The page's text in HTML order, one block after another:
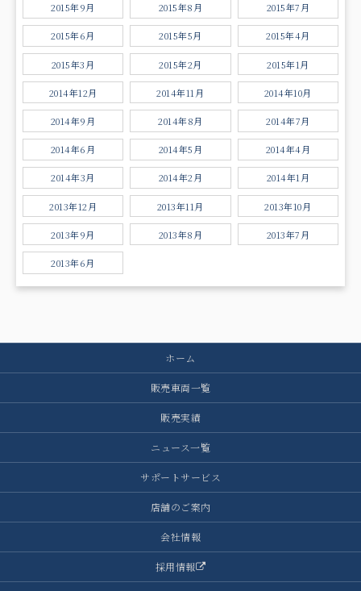
2015年9月 2015年8月 2015年7月
2015年6月 2015年5月 2015年4月
2015年3月 2015年2月 2015年1月
2014年12月 2014年11月 2014年10月
2014年9月 2014年8月 2014年7月
2014年6月 2014年5月 2014年4月
2014年3月 2014年2月 2014年1月
2013年12月 2013年11月 2013年10月
2013年9月 2013年8月 2013年7月
2013年6月
ホーム
販売車両一覧
販売実績
ニュース一覧
サポートサービス
店舗のご案内
会社情報
採用情報